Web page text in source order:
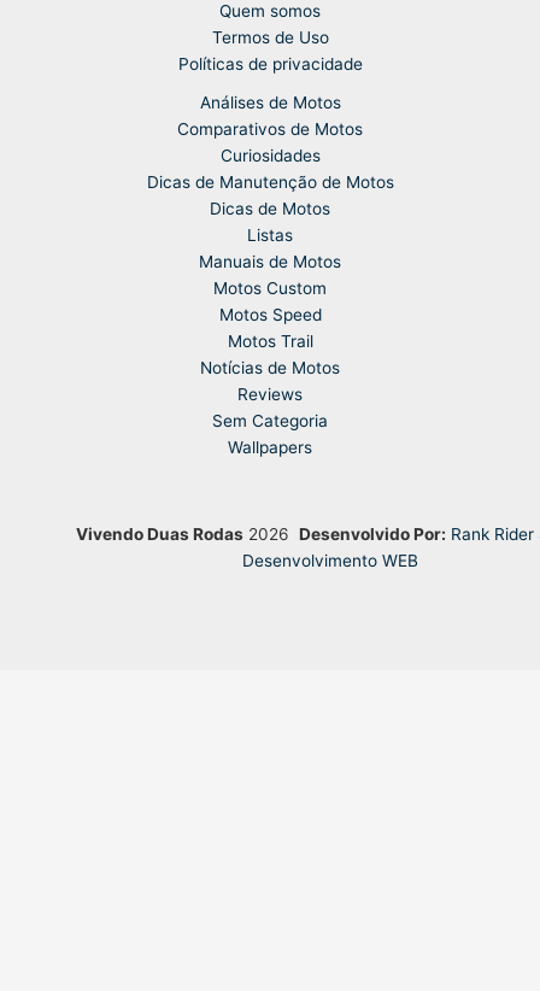
Quem somos
Termos de Uso
Políticas de privacidade
Análises de Motos
Comparativos de Motos
Curiosidades
Dicas de Manutenção de Motos
Dicas de Motos
Listas
Manuais de Motos
Motos Custom
Motos Speed
Motos Trail
Notícias de Motos
Reviews
Sem Categoria
Wallpapers
Vivendo Duas Rodas2026 Desenvolvido Por: Rank Rider
Desenvolvimento WEB